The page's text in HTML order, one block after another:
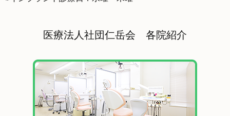
医療法人社団仁岳会 各院紹介